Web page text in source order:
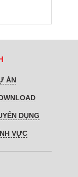
ÁN
DỤNG
VỰC